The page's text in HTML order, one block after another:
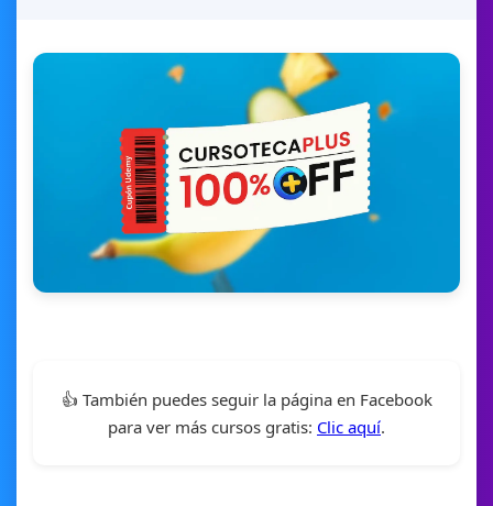
👍 También puedes seguir la página en Facebook
para ver más cursos gratis: Clic aquí.